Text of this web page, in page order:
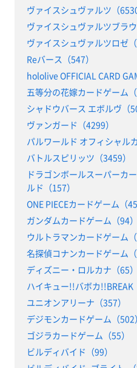
ヴァイスシュヴァルツ（6530
ヴァイスシュヴァルツブラウ
ヴァイスシュヴァルツロゼ（
Reバース（547）
hololive OFFICIAL CARD
五等分の花嫁カードゲーム（
シャドウバース エボルヴ（
ヴァンガード（4299）
パルワールド オフィシャル
バトルスピリッツ（3459）
ドラゴンボールスーパーカ
ルド（157）
ONE PIECEカードゲーム（
ガンダムカードゲーム（94）
ウルトラマンカードゲーム（
名探偵コナンカードゲーム（
ディズニー・ロルカナ（65）
ハイキュー!!バボカ!!BREAK
ユニオンアリーナ（357）
デジモンカードゲーム（502）
ゴジラカードゲーム（55）
ビルディバイド（99）